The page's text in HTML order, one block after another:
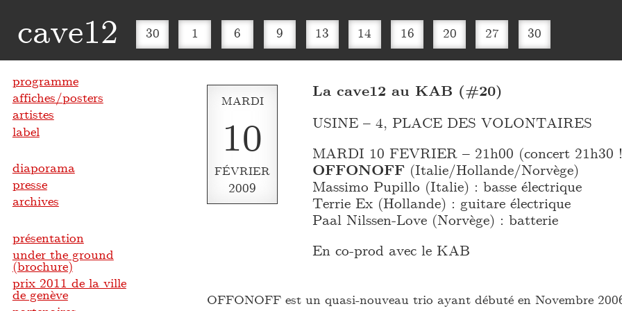
cave12 30 1 6 9 13 14 16 20 27 30
MARDI
10
FÉVRIER
2009
La cave12 au KAB (#20)
USINE – 4, PLACE DES VOLONTAIRES
MARDI 10 FEVRIER – 21h00 (concert 21h30
OFFONOFF (Italie/Hollande/Norvège)
Massimo Pupillo (Italie) : basse électrique
Terrie Ex (Hollande) : guitare électrique
Paal Nilssen-Love (Norvège) : batterie
En co-prod avec le KAB
OFFONOFF est un quasi-nouveau trio ayant débuté en Novembre
programme
affiches/posters
artistes
label
diaporama
presse
archives
présentation
under the ground
(brochure)
prix 2011 de la ville
de genève